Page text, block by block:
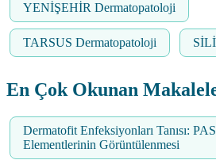
YENİŞEHİR Dermatopatoloji
TARSUS Dermatopatoloji
En Çok Okunan
Dermatofit Enfeksiyonları Tanısı:
Elementlerinin Görüntülenmesi